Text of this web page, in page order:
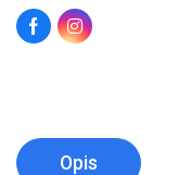
Opis